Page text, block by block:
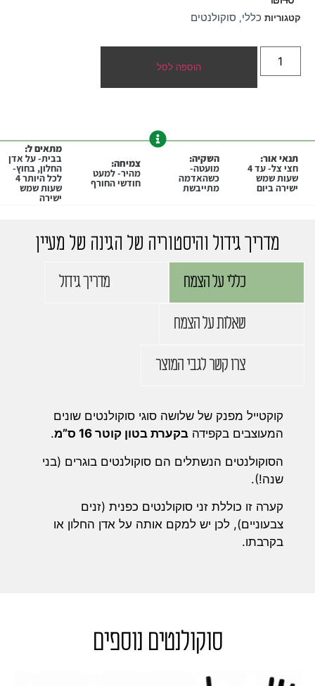
קטגוריות כללי, סוקולנטים
הוספה לסל
תנאי אור:
חצי צל- עד 4
שעות שמש
ישירה ביום
השקיה:
מועטה-
כשהאדמה
מתייבשת
צמיחה:
מהיר- למעט
חודשי החורף
מתאים ל:
בבית- על אדן
החלון, בחוץ-
לכל היותר 4
שעות שמש
ישירה
מדריך גידול והיסטוריה של הגינה של מעיין
כללי על הצמח מדריך גידול
שאלות על הצמח
צרו קשר לגבי המוצר
קוקטייל מפנק של שלושה סוגי סוקולנטים שונים
המעוצבים בקפידה בקערת בטון קוטר 16 ס”מ
.
הסוקולנטים הנשתלים הם סוקולנטים בוגרים (בני
שנה!).
קערה זו כוללת זני סוקולנטים כפנית (זנים
צבעוניים), לכן יש למקם אותה על אדן החלון או
בקרבתו.
סוקולנטים נוספים